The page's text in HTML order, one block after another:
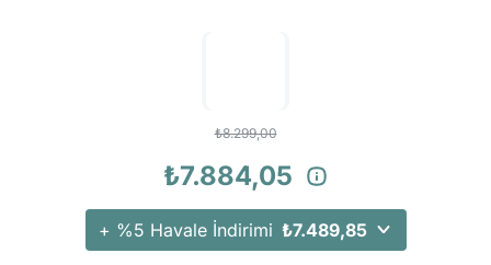
₺8.299,00
₺7.884,05
+ %5 Havale İndirimi ₺7.489,85